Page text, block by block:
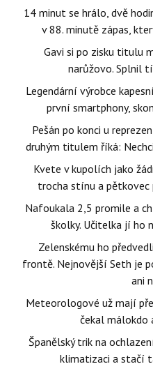
14 minut se hrálo, dvě
v 88. minutě zápas,
Gavi si po zisku titulu
narůžovo. Splnil
Legendární výrobce
první smartphony,
Pešán po konci u
druhým titulem říká:
Kvete v kupolích jako
trocha stínu a
Nafoukala 2,5 promile a
školky. Učitelka jí ho
Zelenskému ho
frontě. Nejnovější Seth je
ani
Meteorologové už mají
čekal málokdo
Španělský trik na
klimatizaci a stačí